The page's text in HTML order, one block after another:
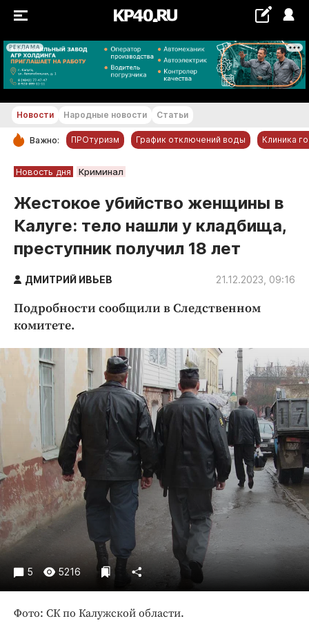
РЕКЛАМА
+19...+20 °С
РУБРИКИ
Новости компаний
Статьи
Народные новости
Авто и транспорт
Недвижимость и ЖКХ
Образование
Общество
Погода
Праздники
Происшествия
Спорт
Экономика и бизнес
ПРОЕКТЫ
Блоги
Издания
Интересное чтиво
Новости Народные новости Статьи
Важно: ПРОтуризм График отключений воды Клиника
Новость дня Криминал
Жестокое убийство женщины в
Калуге: тело нашли у кладбища,
преступник получил 18 лет
ДМИТРИЙ ИВЬЕВ 21.12.2023, 09:16
Подробности сообщили в Следственном
комитете.
5 5216
Фото: СК по Калужской области.